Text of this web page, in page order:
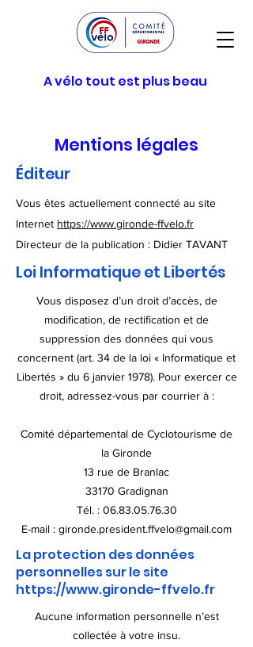
A vélo tout est plus beau
Mentions légales
Éditeur
Vous êtes actuellement connecté au site
Internet https://www.gironde-ffvelo.fr
Directeur de la publication : Didier TAVANT
Loi Informatique et Libertés
Vous disposez d’un droit d’accès, de
modification, de rectification et de
suppression des données qui vous
concernent (art. 34 de la loi « Informatique et
Libertés » du 6 janvier 1978). Pour exercer ce
droit, adressez-vous par courrier à :
Comité départemental de Cyclotourisme de
la Gironde
13 rue de Branlac
33170 Gradignan
Tél. : 06.83.05.76.30
E-mail : gironde.president.ffvelo@gmail.com
La protection des données
personnelles sur le site
https://www.gironde-ffvelo.fr
Aucune information personnelle n’est
collectée à votre insu.